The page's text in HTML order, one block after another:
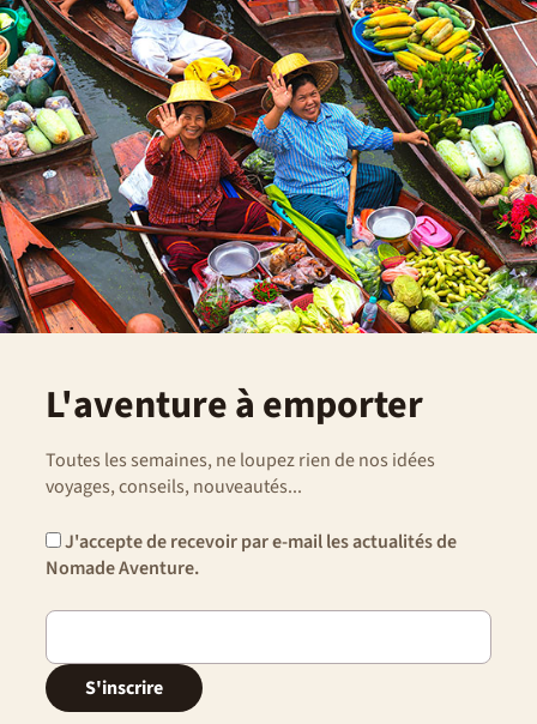
L'aventure à emporter
Toutes les semaines, ne loupez rien de nos idées
voyages, conseils, nouveautés...
J'accepte de recevoir par e-mail les actualités de
Nomade Aventure.
S'inscrire